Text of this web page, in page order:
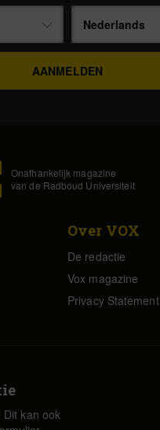
Nederlands
Onafhankelijk magazine
van de Radboud Universiteit
Over VOX
De redactie
Vox magazine
Privacy Statement
kan ook